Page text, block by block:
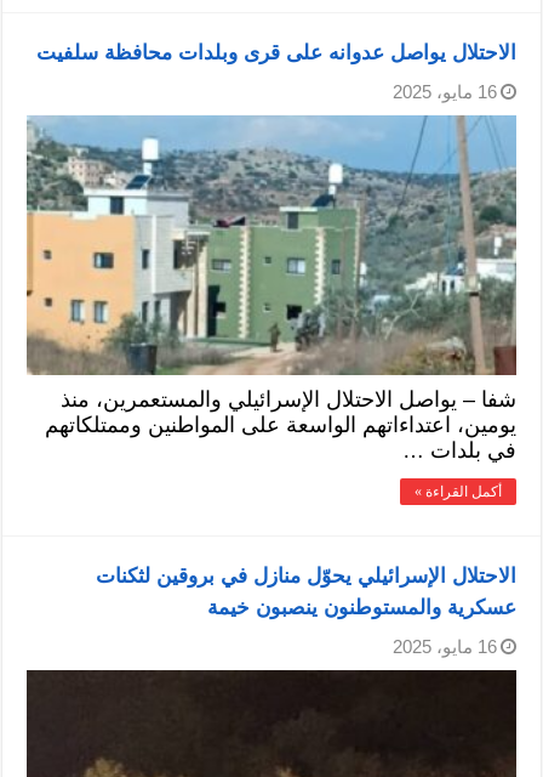
الاحتلال يواصل عدوانه على قرى وبلدات محافظة سلفيت
16 مايو، 2025
شفا – يواصل الاحتلال الإسرائيلي والمستعمرين، منذ
يومين، اعتداءاتهم الواسعة على المواطنين وممتلكاتهم
في بلدات …
أكمل القراءة »
الاحتلال الإسرائيلي يحوّل منازل في بروقين لثكنات
عسكرية والمستوطنون ينصبون خيمة
16 مايو، 2025